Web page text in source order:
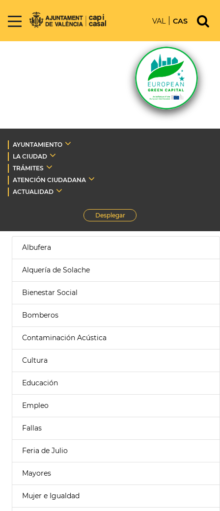
VAL CAS
AYUNTAMIENTO
LA CIUDAD
TRÁMITES
ATENCIÓN CIUDADANA
ACTUALIDAD
Desplegar
Albufera
Alquería de Solache
Bienestar Social
Bomberos
Contaminación Acústica
Cultura
Educación
Empleo
Fallas
Feria de Julio
Mayores
Mujer e Igualdad